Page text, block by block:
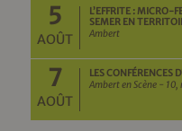
5
AOÛT
L’EFFRITE : MICRO-
SEMER EN
Ambert
7
AOÛT
LES CONFÉRENCES
Ambert en Scène - 10,